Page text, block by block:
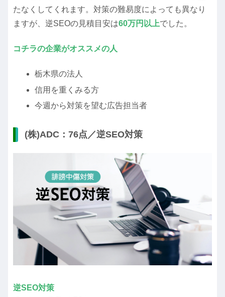
たなくしてくれます。対策の難易度によっても異なり
ますが、逆SEOの見積目安は60万円以上でした。
コチラの企業がオススメの人
栃木県の法人
信用を重くみる方
今週から対策を望む広告担当者
(株)ADC：76点／逆SEO対策
逆SEO対策